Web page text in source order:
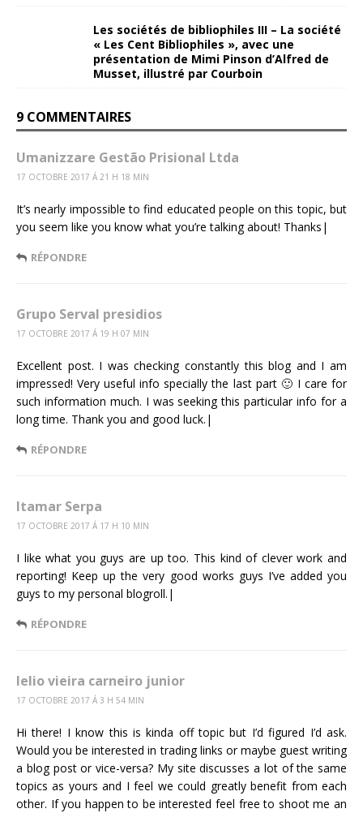
Les sociétés de bibliophiles III – La société
« Les Cent Bibliophiles », avec une
présentation de Mimi Pinson d’Alfred de
Musset, illustré par Courboin
9 COMMENTAIRES
Umanizzare Gestão Prisional Ltda
17 OCTOBRE 2017 Á 21 H 18 MIN
It’s nearly impossible to find educated people on this topic, but
you seem like you know what you’re talking about! Thanks|
RÉPONDRE
Grupo Serval presidios
17 OCTOBRE 2017 Á 19 H 07 MIN
Excellent post. I was checking constantly this blog and I am
impressed! Very useful info specially the last part 🙂 I care for
such information much. I was seeking this particular info for a
long time. Thank you and good luck.|
RÉPONDRE
Itamar Serpa
17 OCTOBRE 2017 Á 17 H 10 MIN
I like what you guys are up too. This kind of clever work and
reporting! Keep up the very good works guys I’ve added you
guys to my personal blogroll.|
RÉPONDRE
lelio vieira carneiro junior
17 OCTOBRE 2017 Á 3 H 54 MIN
Hi there! I know this is kinda off topic but I’d figured I’d ask.
Would you be interested in trading links or maybe guest writing
a blog post or vice-versa? My site discusses a lot of the same
topics as yours and I feel we could greatly benefit from each
other. If you happen to be interested feel free to shoot me an